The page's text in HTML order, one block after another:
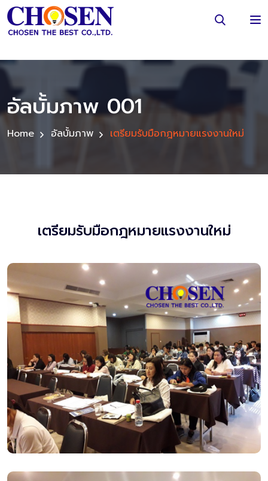
อัลบั้มภาพ 001
Home อัลบั้มภาพ เตรียมรับมือกฎหมายแรงงานใหม่
เตรียมรับมือกฎหมายแรงงานใหม่